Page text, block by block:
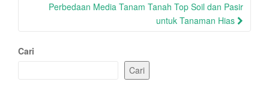
Perbedaan Media Tanam Tanah Top Soil dan Pasir
untuk Tanaman Hias
Cari
Cari